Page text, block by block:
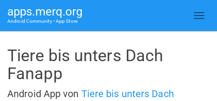
apps.merq.org
Android Community • App Store
Tiere bis unters Dach
Fanapp
Android App von Tiere bis unters Dach